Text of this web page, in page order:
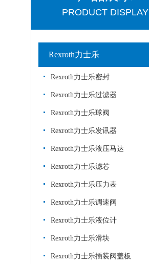
PRODUCT DISPLAY
Rexroth力士乐
Rexroth力士乐密封
Rexroth力士乐过滤器
Rexroth力士乐球阀
Rexroth力士乐发讯器
Rexroth力士乐液压马达
Rexroth力士乐滤芯
Rexroth力士乐压力表
Rexroth力士乐调速阀
Rexroth力士乐液位计
Rexroth力士乐滑块
Rexroth力士乐插装阀盖板